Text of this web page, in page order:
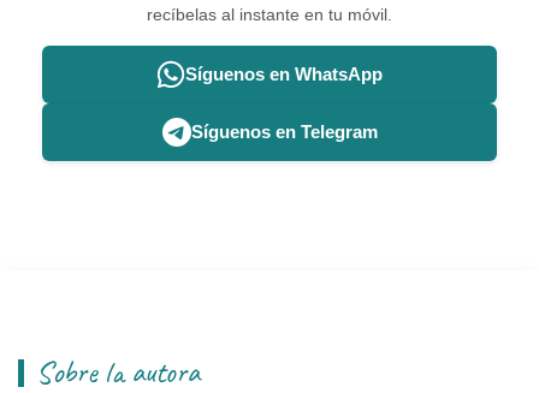
recíbelas al instante en tu móvil.
Síguenos en WhatsApp
Síguenos en Telegram
Sobre la autora